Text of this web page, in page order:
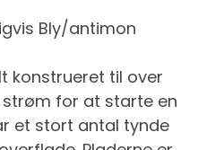
Bly/antimon
konstrueret til over
for at starte en
et stort antal tynde